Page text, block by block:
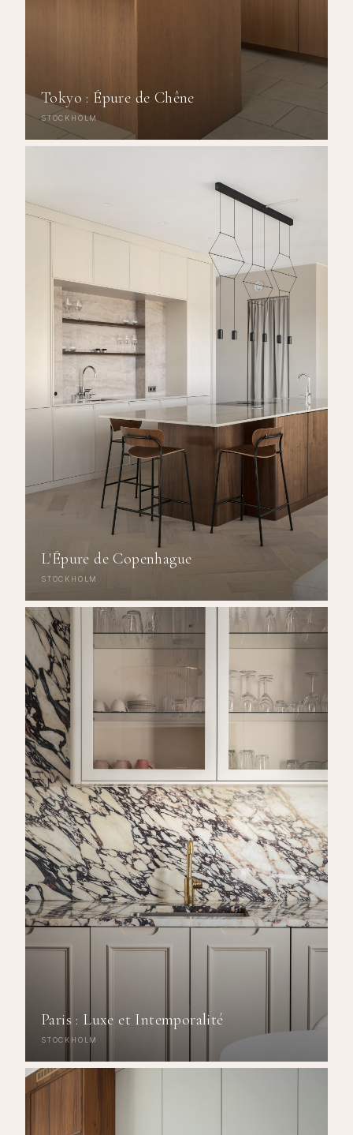
Tokyo : Épure de Chêne
STOCKHOLM
L'Épure de Copenhague
STOCKHOLM
Paris : Luxe et Intemporalité
STOCKHOLM